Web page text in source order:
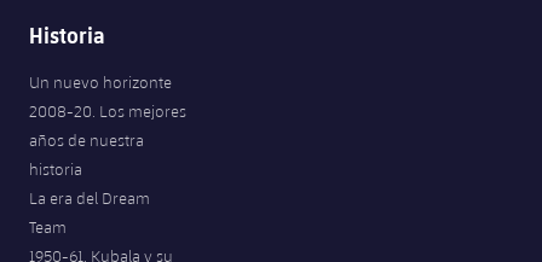
Historia
Un nuevo horizonte
2008-20. Los mejores
años de nuestra
historia
La era del Dream
Team
1950-61. Kubala y su